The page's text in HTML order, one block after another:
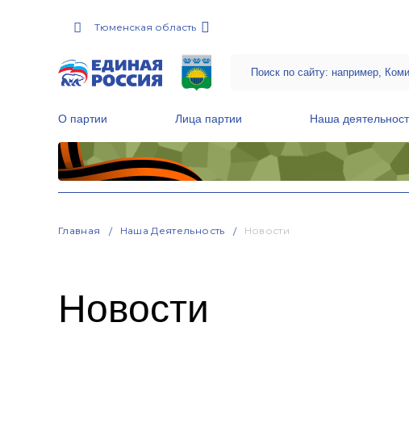
Тюменская область
О партии Лица партии Наша
Главная Наша Деятельность Новости
Новости